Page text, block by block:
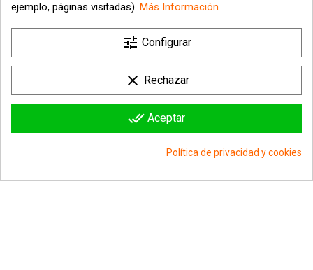
Información sobre la tienda 
ejemplo, páginas visitadas). Más Información
tune Configurar
clear Rechazar
done_all Aceptar
Política de privacidad y cookies